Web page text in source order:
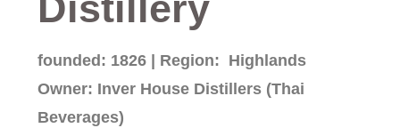
founded: 1826 | Region: Highlands
Owner: Inver House Distillers (Thai
Beverages)